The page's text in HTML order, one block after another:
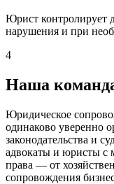
Юрист контролирует
нарушения и при
4
Наша
Юридическое
одинаково уверенно
законодательства и
адвокаты и юристы с
права — от
сопровождения